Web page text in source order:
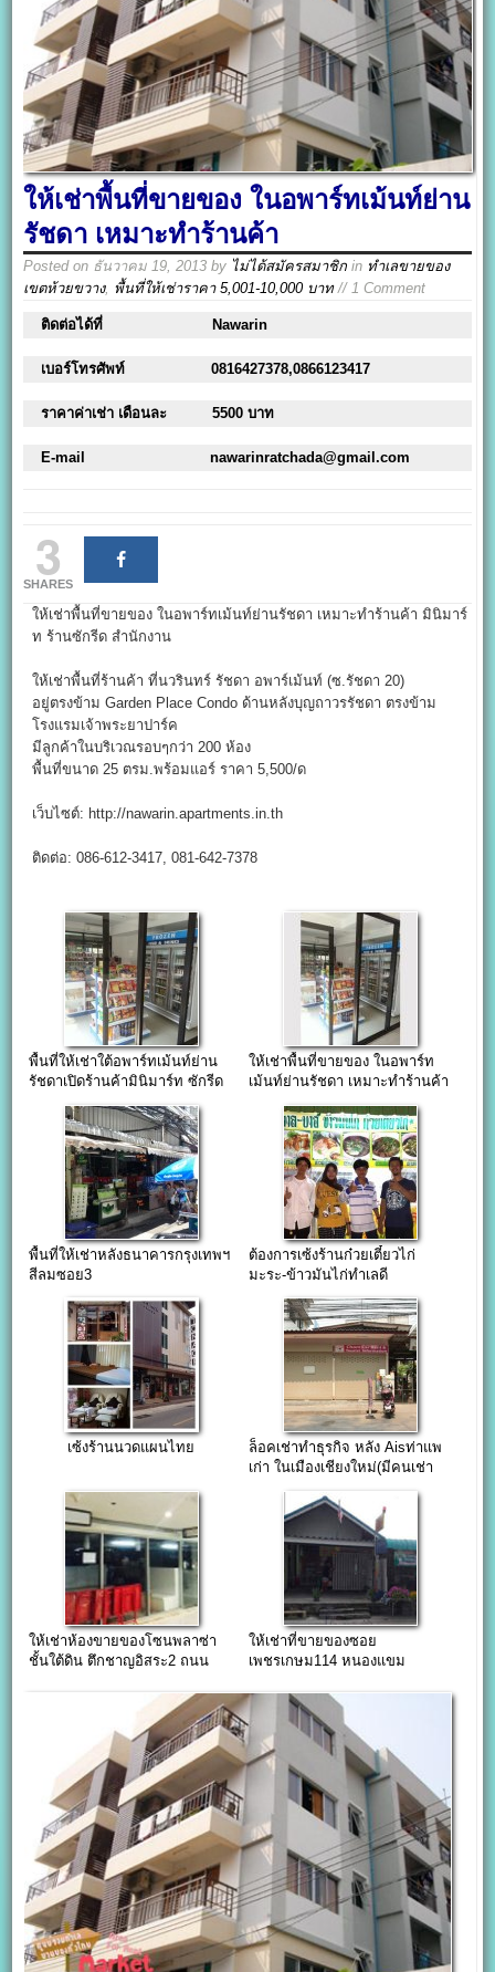
ให้เช่าพื้นที่ขายของ ในอพาร์ทเม้นท์ย่าน
รัชดา เหมาะทำร้านค้า
Posted on ธันวาคม 19, 2013 by ไม่ได้สมัครสมาชิก in ทำเลขายของ
เขตห้วยขวาง, พื้นที่ให้เช่าราคา 5,001-10,000 บาท// 1 Comment
ติดต่อได้ที่ Nawarin
เบอร์โทรศัพท์ 0816427378,0866123417
ราคาค่าเช่า เดือนละ 5500 บาท
E-mail nawarinratchada@gmail.com
3
SHARES
ให้เช่าพื้นที่ขายของ ในอพาร์ทเม้นท์ย่านรัชดา เหมาะทำร้านค้า มินิมาร์
ท ร้านซักรีด สำนักงาน
ให้เช่าพื้นที่ร้านค้า ที่นวรินทร์ รัชดา อพาร์เม้นท์ (ซ.รัชดา 20)
อยู่ตรงข้าม Garden Place Condo ด้านหลังบุญถาวรรัชดา ตรงข้าม
โรงแรมเจ้าพระยาปาร์ค
มีลูกค้าในบริเวณรอบๆกว่า 200 ห้อง
พื้นที่ขนาด 25 ตรม.พร้อมแอร์ ราคา 5,500/ด
เว็บไซต์: http://nawarin.apartments.in.th
ติดต่อ: 086-612-3417, 081-642-7378
พื้นที่ให้เช่าใต้อพาร์ทเม้นท์ย่าน
รัชดาเปิดร้านค้ามินิมาร์ท ซักรีด
ให้เช่าพื้นที่ขายของ ในอพาร์ท
เม้นท์ย่านรัชดา เหมาะทำร้านค้า
พื้นที่ให้เช่าหลังธนาคารกรุงเทพฯ
สีลมซอย3
ต้องการเซ้งร้านก๋วยเตี๋ยวไก่
มะระ-ข้าวมันไก่ทำเลดี
เซ้งร้านนวดแผนไทย
ล็อคเช่าทำธุรกิจ หลัง Aisท่าแพ
เก่า ในเมืองเชียงใหม่(มีคนเช่า
ให้เช่าห้องขายของโซนพลาซ่า
ชั้นใต้ดิน ตึกชาญอิสระ2 ถนน
ให้เช่าที่ขายของซอย
เพชรเกษม114 หนองแขม